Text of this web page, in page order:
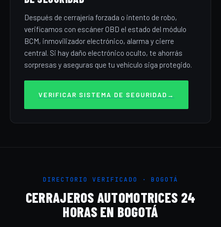
Después de cerrajería forzada o intento de robo,
verificamos con escáner OBD el estado del módulo
BCM, inmovilizador electrónico, alarma y cierre
central. Si hay daño electrónico oculto, te ahorrás
sorpresas y aseguras que tu vehículo siga protegido.
VERIFICAR SISTEMA DE SEGURIDAD →
DIRECTORIO VERIFICADO · BOGOTÁ
CERRAJEROS AUTOMOTRICES 24
HORAS EN BOGOTÁ